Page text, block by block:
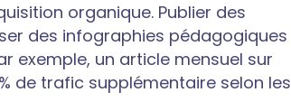
organique. Publier des
des infographies pédagogiques
exemple, un article mensuel sur
de trafic supplémentaire selon les